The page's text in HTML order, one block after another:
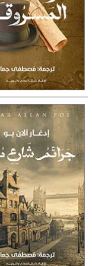
العناية
بالأسنان
الحمية
والتغذية
أدوات
المائدة
الأوعية
والتخزين
أدوات
المطبخ
الأكثر
مبيعاً
العودة
للمدارس
اكسسوارات
كتب
اكسسوارات
منزلية
اكسسوارات
ملابس
مطرزات
حقائب
حلي
عناية
بالذات
شحن
مجاني
بنود
مختارة
اشتراكات
كل
الاشتراكات
صندوق
القراءة
iKitab
بلا
حدود
بحث
متقدم
نيل
وفرات
عن
الشركة
سياسة
الشركة
حسابك
لائحة
الأمنيات